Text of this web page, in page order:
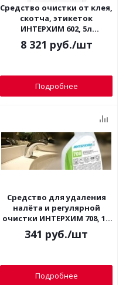
Средство очистки от клея,
скотча, этикеток
ИНТЕРХИМ 602, 5л
(антиклей) металл.
канистра
8 321 руб./шт
Подробнее
Средство для удаления
налёта и регулярной
очистки ИНТЕРХИМ 708, 1л
(бескисл.)
341 руб./шт
Подробнее